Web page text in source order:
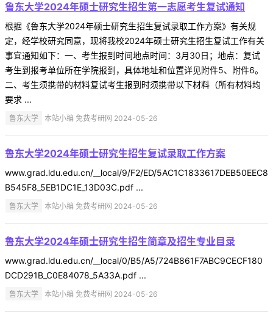
鲁东大学2024年硕士研究生招生第一志愿考生复试通知
根据《鲁东大学2024年硕士研究生招生复试录取工作方案》有关规
定，经学校研究同意，现将我校2024年硕士研究生招生复试工作有关
事宜通知如下：一、考生报到时间地点时间：3月30日；地点：复试
考生到报考单位所在学院报到，具体地址和位置详见附件5、附件6。
二、考生须携带的材料复试考生报到时须携带以下材料（所有材料均
要求 ...
鲁东大学 本站小编 免费考研网 2024-05-26
鲁东大学2024年硕士研究生招生复试录取工作方案
www.grad.ldu.edu.cn/__local/9/F2/ED/5AC1C1833617DEB50EEC8
B545F8_5EB1DC1E_13D03C.pdf ...
鲁东大学 本站小编 免费考研网 2024-05-26
鲁东大学2024年硕士研究生招生简章及招生专业目录
www.grad.ldu.edu.cn/__local/0/B5/A5/724B861F7ABC9CECF180
DCD291B_C0E84078_5A33A.pdf ...
鲁东大学 本站小编 免费考研网 2024-05-26